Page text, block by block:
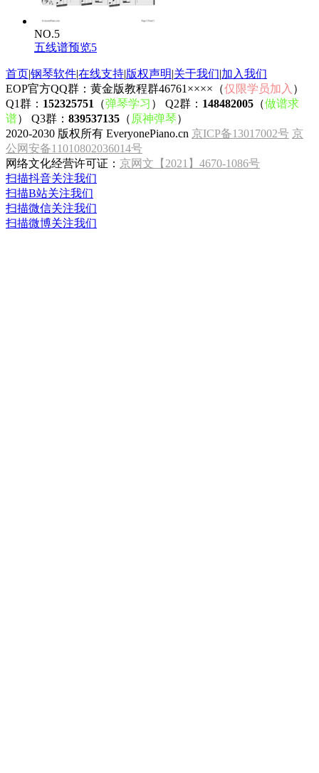
NO.5
五线谱预览5
首页|钢琴软件|在线支持|版权声明|关于我们|加入我们
EOP官方QQ群：黄金版教程群46761××××（仅限学员加入 ）
Q1群： 152325751 （弹琴学习 ） Q2群： 148482005 （做谱求
谱） Q3群： 839537135 （ 原神弹琴）
2020-2030 版权所有 EveryonePiano.cn 京ICP备13017002号 京
公网安备11010802036014号
网络文化经营许可证： 京网文【2021】4670-1086号
扫描抖音关注我们
扫描B站关注我们
扫描微信关注我们
扫描微博关注我们